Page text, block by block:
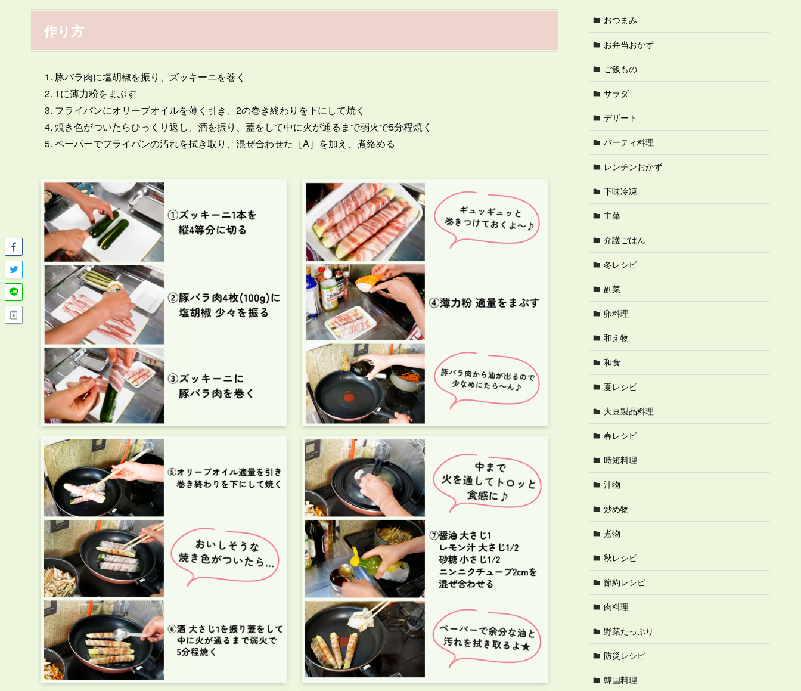
作り方
豚バラ肉に塩胡椒を振り、ズッキーニを巻く
1に薄力粉をまぶす
フライパンにオリーブオイルを薄く引き、2の巻き終わりを下にして焼く
焼き色がついたらひっくり返し、酒を振り、蓋をして中に火が通るまで弱火で5分程焼く
ペーパーでフライパンの汚れを拭き取り、混ぜ合わせた［A］を加え、煮絡める
おつまみ
お弁当おかず
ご飯もの
サラダ
デザート
パーティ料理
レンチンおかず
下味冷凍
主菜
介護ごはん
冬レシピ
副菜
卵料理
和え物
和食
夏レシピ
大豆製品料理
春レシピ
時短料理
汁物
炒め物
煮物
秋レシピ
節約レシピ
肉料理
野菜たっぷり
防災レシピ
韓国料理